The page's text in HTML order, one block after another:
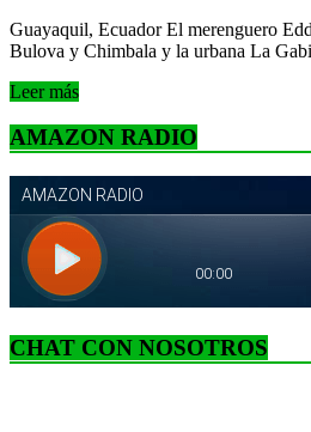
Guayaquil, Ecuador El merenguero
Bulova y Chimbala y la urbana La
Leer más
AMAZON RADIO
CHAT CON NOSOTROS